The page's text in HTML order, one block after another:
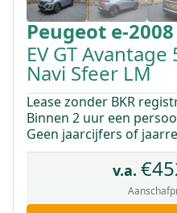
Peugeote-2008
EV GT
Navi Sfeer LM
Lease zonder BKR
Binnen 2 uur een
Geen jaarcijfers of
v.a. €